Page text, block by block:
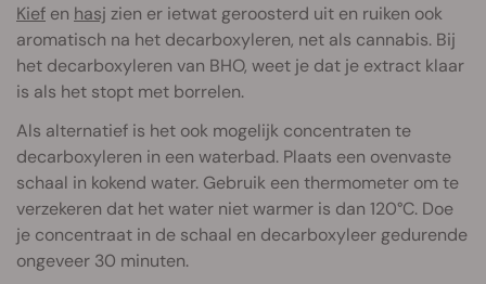
Kief en hasj zien er ietwat geroosterd uit en ruiken ook
aromatisch na het decarboxyleren, net als cannabis. Bij
het decarboxyleren van BHO, weet je dat je extract klaar
is als het stopt met borrelen.
Als alternatief is het ook mogelijk concentraten te
decarboxyleren in een waterbad. Plaats een ovenvaste
schaal in kokend water. Gebruik een thermometer om te
verzekeren dat het water niet warmer is dan 120°C. Doe
je concentraat in de schaal en decarboxyleer gedurende
ongeveer 30 minuten.